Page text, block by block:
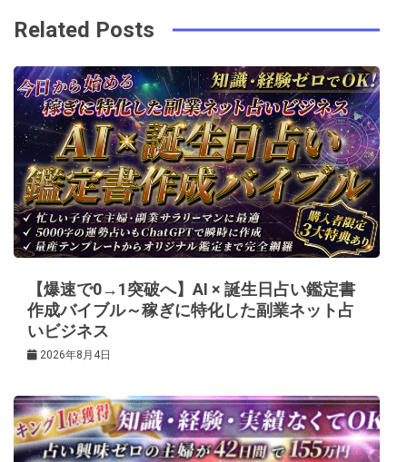
k
t
ビ
ゲ
ー
シ
ョ
ン
Related Posts
【爆速で0→1突破へ】AI × 誕生日占い鑑定書
作成バイブル～稼ぎに特化した副業ネット占
いビジネス
2026年8月4日